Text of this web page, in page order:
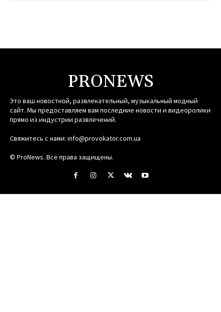
PRONEWS
Это ваш новостной, развлекательный, музыкальный модный
сайт. Мы предоставляем вам последние новости и видеоролики
прямо из индустрии развлечений.
Свяжитесь с нами: info@provokator.com.ua
© ProNews. Все права защищены.